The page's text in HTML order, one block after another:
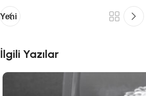
Yeni
İlgili Yazılar